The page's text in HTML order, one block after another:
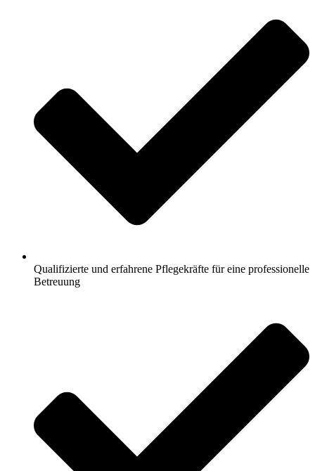
Qualifizierte und erfahrene Pflegekräfte für eine professionelle
Betreuung